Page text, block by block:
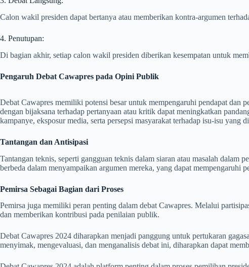
Calon wakil presiden dapat bertanya atau memberikan kontra-argumen
4. Penutupan:
Di bagian akhir, setiap calon wakil presiden diberikan kesempatan untuk
Pengaruh Debat Cawapres pada Opini Publik
Debat Cawapres memiliki potensi besar untuk mempengaruhi pendapat dan
dengan bijaksana terhadap pertanyaan atau kritik dapat meningkatkan
kampanye, eksposur media, serta persepsi masyarakat terhadap isu-isu yang
Tantangan dan Antisipasi
Tantangan teknis, seperti gangguan teknis dalam siaran atau masalah dalam
berbeda dalam menyampaikan argumen mereka, yang dapat mempengaruhi
Pemirsa Sebagai Bagian dari Proses
Pemirsa juga memiliki peran penting dalam debat Cawapres. Melalui
dan memberikan kontribusi pada penilaian publik.
Debat Cawapres 2024 diharapkan menjadi panggung untuk pertukaran
menyimak, mengevaluasi, dan menganalisis debat ini, diharapkan dapat